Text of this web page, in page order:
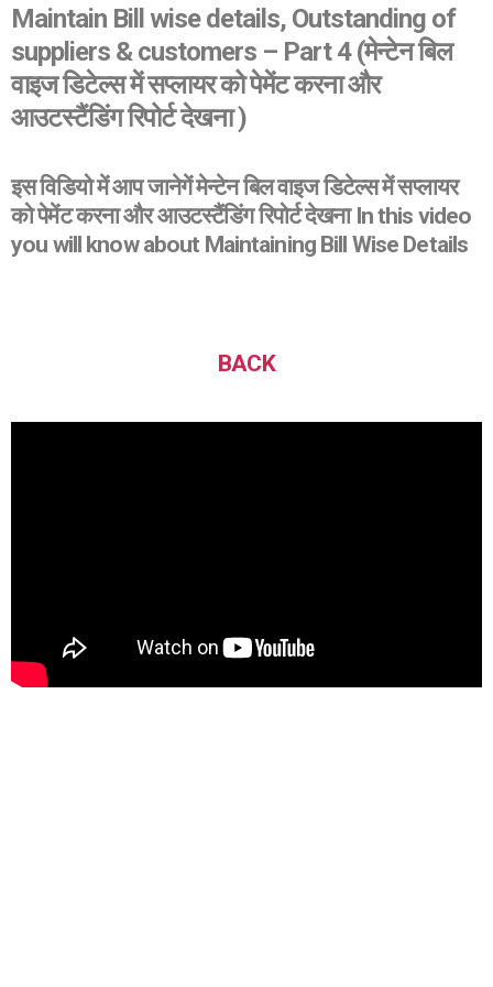
Maintain Bill wise details, Outstanding of
suppliers & customers – Part 4 (मेन्टेन बिल
वाइज डिटेल्स में सप्लायर को पेमेंट करना और
आउटस्टैंडिंग रिपोर्ट देखना )
इस विडियो में आप जानेगें मेन्टेन बिल वाइज डिटेल्स में सप्लायर
को पेमेंट करना और आउटस्टैंडिंग रिपोर्ट देखना In this video
you will know about Maintaining Bill Wise Details
BACK